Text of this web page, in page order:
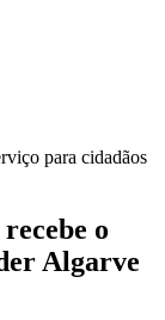
para cidadãos
o
Algarve